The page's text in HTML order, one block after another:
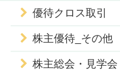
優待クロス取引
株主優待_その他
株主総会・見学会